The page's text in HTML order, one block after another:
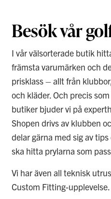
Besök vår
I vår välsorterade butik
främsta varumärken och
prisklass – allt från
och kläder. Och precis
butiker bjuder vi på
Shopen drivs av klubben
delar gärna med sig av
ska hitta prylarna som
Vi har även all teknisk
Custom Fitting-upplevelse.